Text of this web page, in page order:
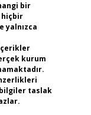
bir
hiçbir
yalnızca
kurum
taslak